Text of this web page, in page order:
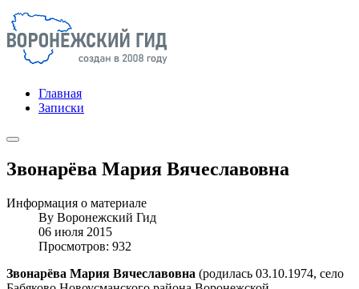
Главная
Записки
Звонарёва Мария Вячеславовна
Информация о материале
By Воронежский Гид
06 июля 2015
Просмотров: 932
Звонарёва Мария Вячеславовна (родилась 03.10.1974, село